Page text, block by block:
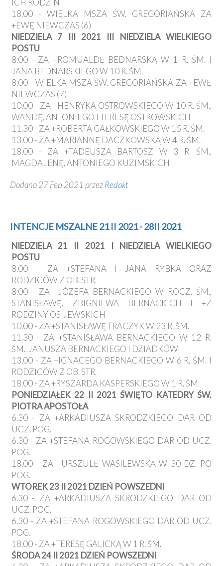
ICH RODZIN
18.00 - WIELKA MSZA ŚW. GREGORIAŃSKA ZA
+EWĘ NIEWCZAS (6)
NIEDZIELA 7 III 2021 III NIEDZIELA WIELKIEGO
POSTU
8.00 - ZA +ROMUALDĘ BEDNARSKĄ W 1 R. ŚM. I
JANA BEDNARSKIEGO W 10 R. ŚM.
8.00 - WIELKA MSZA ŚW. GREGORIAŃSKA ZA +EWĘ
NIEWCZAS (7)
10.00 - ZA +HENRYKA OSTROWSKIEGO W 10 R. ŚM.,
WANDĘ, ANTONIEGO I TERESĘ OSTROWSKICH
11.30 - ZA +ROBERTA GAŁKOWSKIEGO W 15 R. ŚM.
13.00 - ZA +MARIANNĘ DACZKOWSKĄ W 4 R. ŚM.
18.00 - ZA +TADEUSZA BARTOSZ W 3 R. ŚM.,
MAGDALENĘ, ANTONIEGO KUZIMSKICH
Dodano 27 Feb 2021 przezRedakt
INTENCJE MSZALNE 21 II 2021 - 28II 2021
NIEDZIELA 21 II 2021 I NIEDZIELA WIELKIEGO
POSTU
8.00 - ZA +STEFANA I JANA RYBKA ORAZ
RODZICÓW Z OB. STR.
8.00 - ZA +JÓZEFA BERNACKIEGO W ROCZ. ŚM.,
STANISŁAWĘ, ZBIGNIEWA BERNACKICH I +Z
RODZINY OSIJEWSKICH
10.00 - ZA +STANISŁAWĘ TRACZYK W 23 R. ŚM.
11.30 - ZA +STANISŁAWA BERNACKIEGO W 12 R.
ŚM., JANUSZA BERNACKIEGO I DZIADKÓW
13.00 - ZA +IGNACEGO BERNACKIEGO W 6 R. ŚM. I
RODZICÓW Z OB. STR.
18.00 - ZA +RYSZARDA KASPERSKIEGO W 1 R. ŚM.
PONIEDZIAŁEK 22 II 2021 ŚWIĘTO KATEDRY ŚW.
PIOTRA APOSTOŁA
6.30 - ZA +ARKADIUSZA SKRODZKIEGO DAR OD
UCZ. POG.
6.30 - ZA +STEFANA ROGOWSKIEGO DAR OD UCZ.
POG.
18.00 - ZA +URSZULĘ WASILEWSKĄ W 30 DZ. PO
POG.
WTOREK 23 II 2021 DZIEŃ POWSZEDNI
6.30 - ZA +ARKADIUSZA SKRODZKIEGO DAR OD
UCZ. POG.
6.30 - ZA +STEFANA ROGOWSKIEGO DAR OD UCZ.
POG.
18.00 - ZA +TERESĘ GALICKĄ W 1 R. ŚM.
ŚRODA 24 II 2021 DZIEŃ POWSZEDNI